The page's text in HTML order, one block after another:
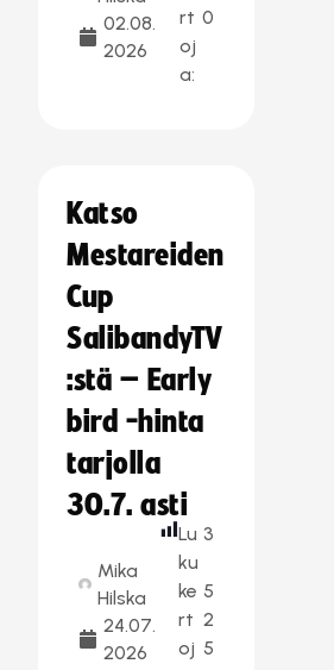
02.08.
2026
rt
oj
a:
0
Katso
Mestareiden
Cup
SalibandyTV
:stä – Early
bird -hinta
tarjolla
30.7. asti
Mika
Hilska
24.07.
2026
Lu
ku
ke
rt
oj
3
5
2
5